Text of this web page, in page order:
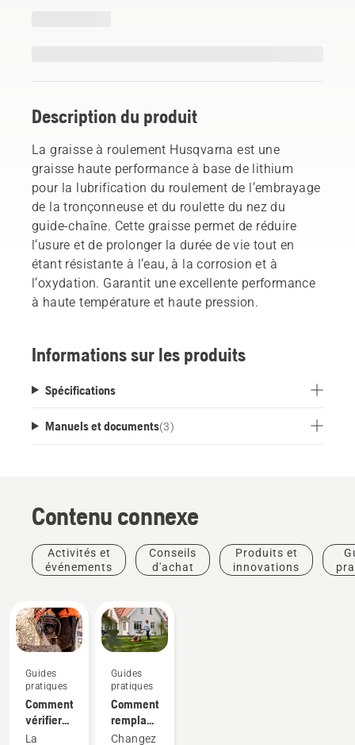
Description du produit
La graisse à roulement Husqvarna est une
graisse haute performance à base de lithium
pour la lubrification du roulement de l‘embrayage
de la tronçonneuse et du roulette du nez du
guide-chaîne. Cette graisse permet de réduire
l‘usure et de prolonger la durée de vie tout en
étant résistante à l‘eau, à la corrosion et à
l‘oxydation. Garantit une excellente performance
à haute température et haute pression.
Informations sur les produits
Spécifications
Manuels et documents(3)
Contenu connexe
Activités et
événements
Conseils
d'achat
Produits et
innovations
Guides
pratiques
Comment
vérifier
que la
La
Guides
pratiques
Comment
remplacer
l'huile de
Changez